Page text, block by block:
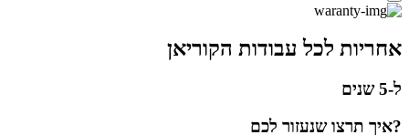
אחריות לכל עבודות הקוריאן
ל-5 שנים
?איך תרצו שנעזור לכם